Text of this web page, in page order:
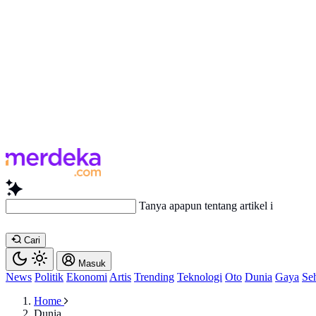
Tanya apapun tentang artikel ini...
Cari
Masuk
News Politik Ekonomi Artis Trending Teknologi Oto Dunia Gaya
Home
Dunia